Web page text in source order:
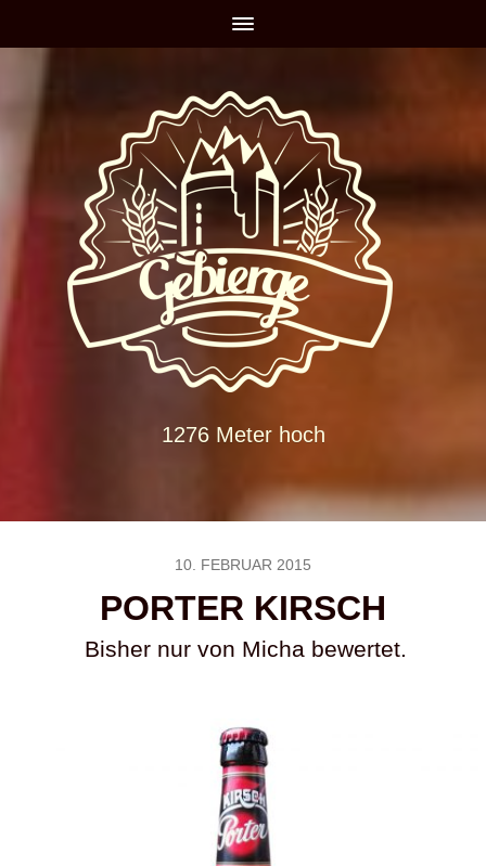
1276 Meter hoch
10. FEBRUAR 2015
PORTER KIRSCH
Bisher nur von Micha bewertet.